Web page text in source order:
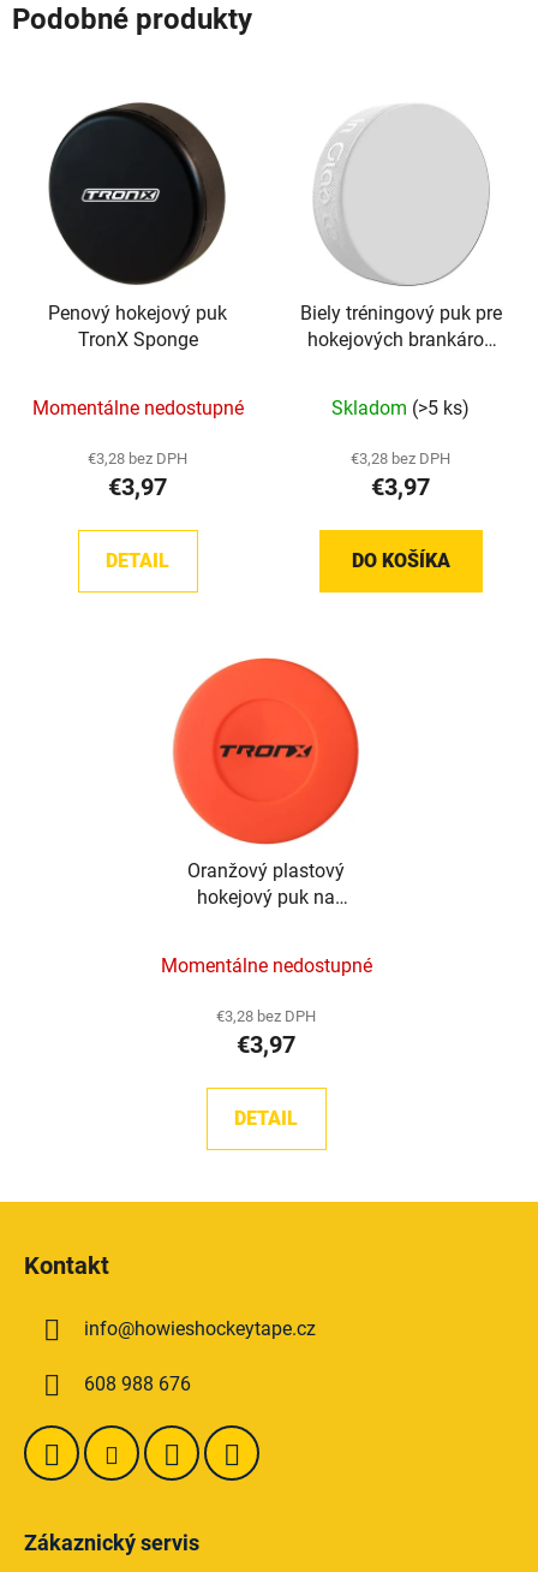
Podobné produkty
Penový hokejový puk
TronX Sponge
Momentálne nedostupné
€3,28 bez DPH
€3,97
DETAIL
Biely tréningový puk pre
hokejových brankárov
Skladom (>5 ks)
€3,28 bez DPH
€3,97
DO KOŠÍKA
Oranžový plastový
hokejový puk na
Momentálne nedostupné
€3,28 bez DPH
€3,97
DETAIL
Kontakt
info@howieshockeytape.cz
608 988 676
Zákaznický servis